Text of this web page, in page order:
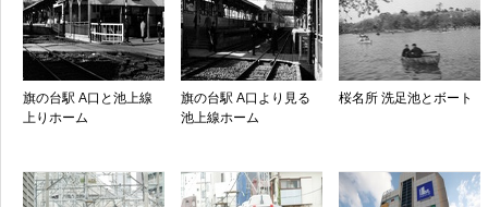
旗の台駅 A口と池上線
上りホーム
旗の台駅 A口より見る
池上線ホーム
桜名所 洗足池とボート